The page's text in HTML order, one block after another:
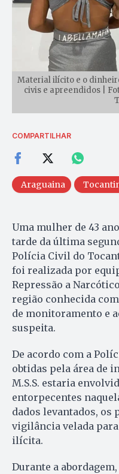
Material ilícito e o
civis e apreendidos |
COMPARTILHAR
Araguaina
Uma mulher de 43
tarde da última
Polícia Civil do
foi realizada por
Repressão a
região conhecida
de monitoramento e
suspeita.
De acordo com a
obtidas pela área de
M.S.S. estaria
entorpecentes
dados levantados,
vigilância velada
ilícita.
Durante a